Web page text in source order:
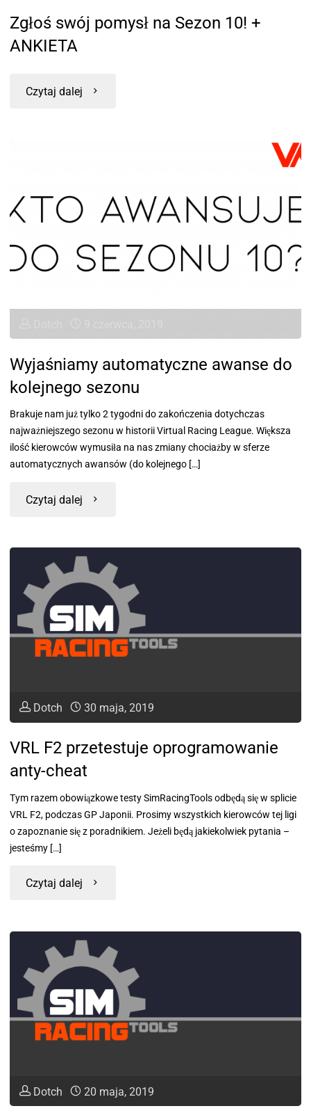
Zgłoś swój pomysł na Sezon 10! +
ANKIETA
Czytaj dalej
Wyjaśniamy automatyczne awanse do
kolejnego sezonu
Brakuje nam już tylko 2 tygodni do zakończenia dotychczas
najważniejszego sezonu w historii Virtual Racing League. Większa
ilość kierowców wymusiła na nas zmiany chociażby w sferze
automatycznych awansów (do kolejnego […]
Czytaj dalej
Dotch 30 maja, 2019
VRL F2 przetestuje oprogramowanie
anty-cheat
Tym razem obowiązkowe testy SimRacingTools odbędą się w splicie
VRL F2, podczas GP Japonii. Prosimy wszystkich kierowców tej ligi
o zapoznanie się z poradnikiem. Jeżeli będą jakiekolwiek pytania –
jesteśmy […]
Czytaj dalej
Dotch 20 maja, 2019